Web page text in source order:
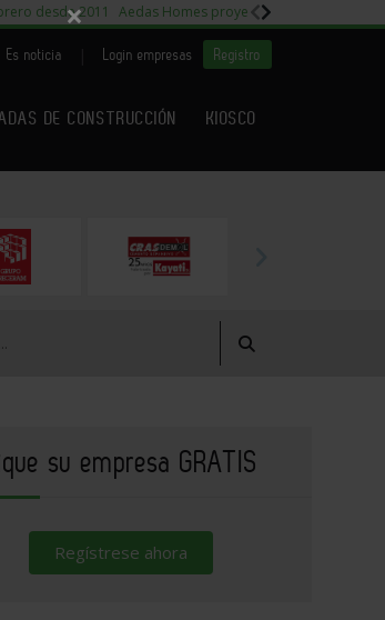
desde 2011 Aedas Homes proyecto Fiora
Es noticia Login empresas Registro
DE CONSTRUCCIÓN KIOSCO
su empresa GRATIS
Regístrese ahora
×